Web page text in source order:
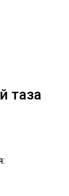
таза